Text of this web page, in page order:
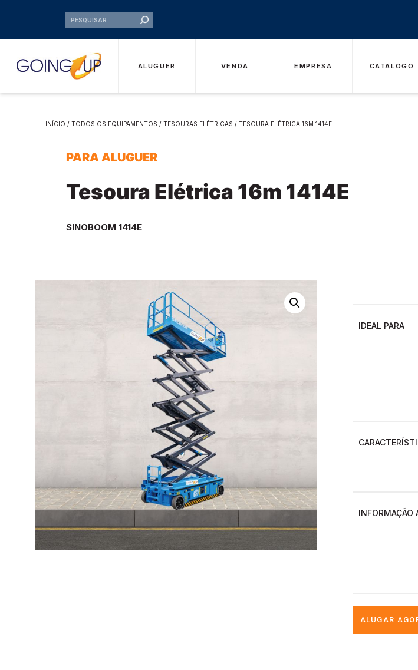
ALUGUER VENDA EMPRESA CATALOGO
INÍCIO /TODOS OS EQUIPAMENTOS /TESOURAS ELÉTRICAS / TESOURA ELÉTRICA 16M 1414E
PARA ALUGUER
Tesoura Elétrica 16m 1414E
SINOBOOM 1414E
IDEAL PARA
INFORMAÇÃO
ALUGAR